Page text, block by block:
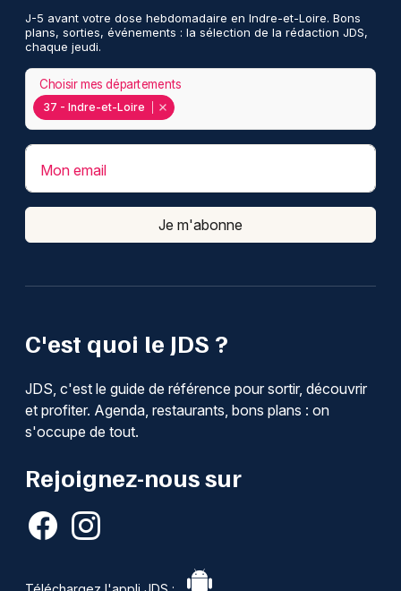
C'est quoi le JDS ?
JDS, c'est le guide de référence pour sortir, découvrir
et profiter. Agenda, restaurants, bons plans : on
s'occupe de tout.
Rejoignez-nous sur
J-5 avant votre dose hebdomadaire en Indre-et-Loire. Bons
plans, sorties, événements : la sélection de la rédaction JDS,
chaque jeudi.
37 - Indre-et-Loire
Choisir mes départements
Mon email
Je m'abonne